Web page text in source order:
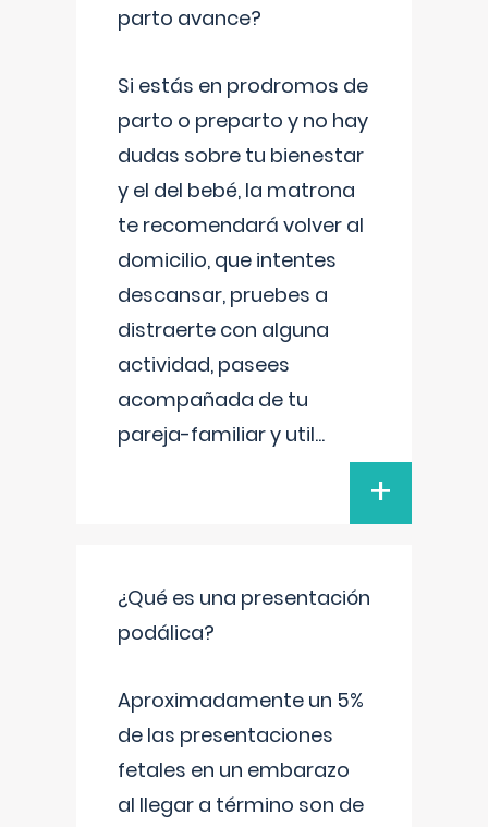
parto avance?
Si estás en prodromos de
parto o preparto y no hay
dudas sobre tu bienestar
y el del bebé, la matrona
te recomendará volver al
domicilio, que intentes
descansar, pruebes a
distraerte con alguna
actividad, pasees
acompañada de tu
pareja-familiar y util...
+
¿Qué es una presentación
podálica?
Aproximadamente un 5%
de las presentaciones
fetales en un embarazo
al llegar a término son de